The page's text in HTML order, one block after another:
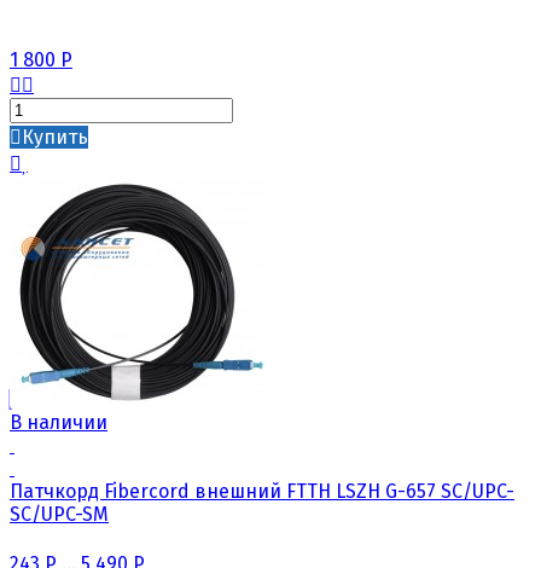
1 800 Р
Купить
В наличии
Патчкорд Fibercord внешний FTTH LSZH G-657 SC/UPC-
SC/UPC-SM